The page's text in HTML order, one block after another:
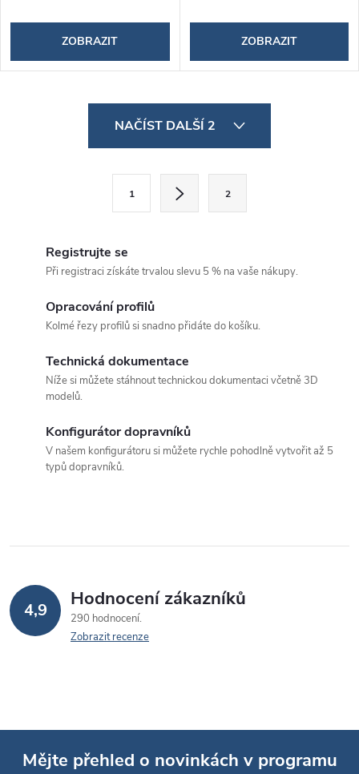
ZOBRAZIT ZOBRAZIT
p
s
u
NAČÍST DALŠÍ 2
1 2
Registrujte se
Při registraci získáte trvalou slevu 5 % na vaše nákupy.
Opracování profilů
Kolmé řezy profilů si snadno přidáte do košíku.
Technická dokumentace
Níže si můžete stáhnout technickou dokumentaci včetně 3D
modelů.
Konfigurátor dopravníků
V našem konfigurátoru si můžete rychle pohodlně vytvořit až 5
typů dopravníků.
4,9 Hodnocení zákazníků
290 hodnocení
Zobrazit recenze
Mějte přehled o novinkách v programu